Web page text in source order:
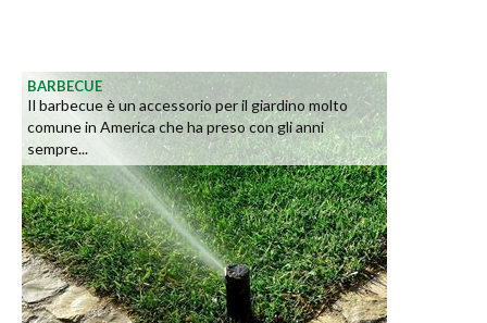
BARBECUE
Il barbecue è un accessorio per il giardino molto
comune in America che ha preso con gli anni
sempre...